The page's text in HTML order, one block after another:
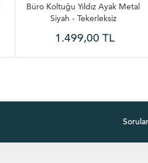
Büro Koltuğu Yıldız Ayak Metal
Siyah - Tekerleksiz
1.499,00 TL